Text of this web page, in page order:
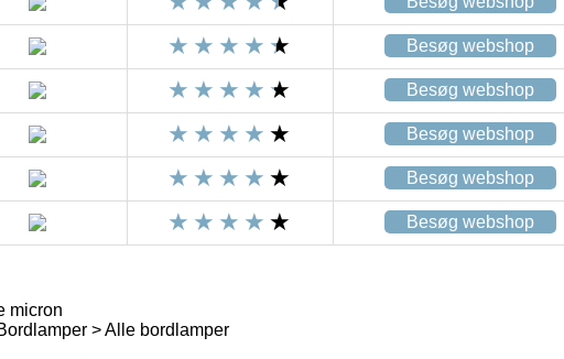
Besøg webshop
Besøg webshop
Besøg webshop
Besøg webshop
Besøg webshop
micron
> Alle bordlamper